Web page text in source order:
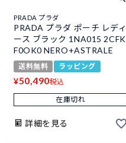
PRADA プラダ
PRADA プラダ ポーチ レディ
ース ブラック 1NA015 2CFK
F0OK0 NERO+ASTRALE
送料無料 ラッピング
¥50,490税込
在庫切れ
詳細を見る